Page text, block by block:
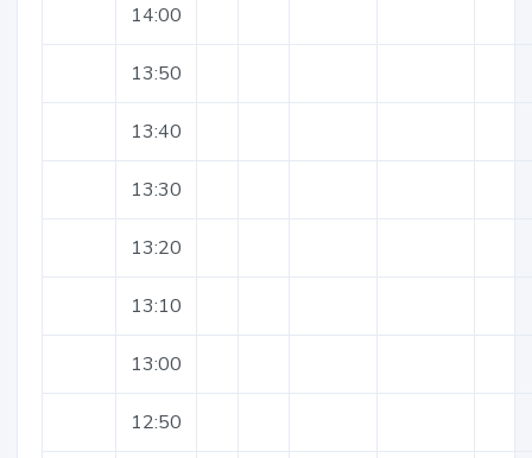
14:00
13:50
13:40
13:30
13:20
13:10
13:00
12:50